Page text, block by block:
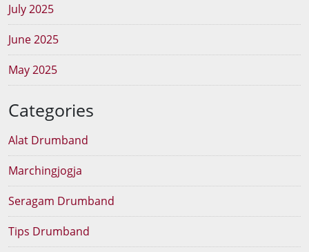
July 2025
June 2025
May 2025
Categories
Alat Drumband
Marchingjogja
Seragam Drumband
Tips Drumband